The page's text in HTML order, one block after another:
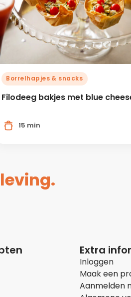
Borrelhapjes & snacks
Filodeeg bakjes met blue
15 min
Extra
Inloggen
Maak een
Aanmelden